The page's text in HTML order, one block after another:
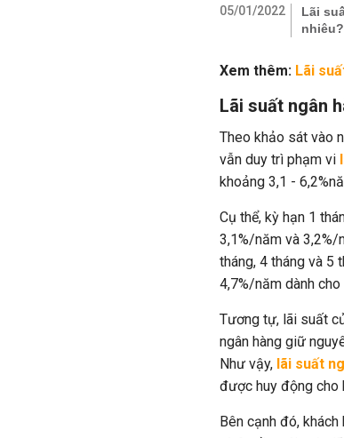
05/01/2022
Lãi
nhiêu?
Xem thêm: Lãi
Lãi suất ngân
Theo khảo sát vào
vẫn duy trì phạm vi
khoảng 3,1 -
Cụ thể, kỳ hạn 1
3,1%/năm và
tháng, 4 tháng và 5
4,7%/năm dành
Tương tự, lãi suất
ngân hàng giữ
Như vậy, lãi suất
được huy động cho
Bên cạnh đó,